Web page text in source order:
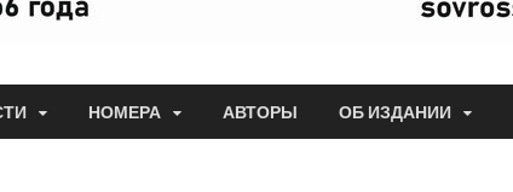
НОМЕРА АВТОРЫ ОБ ИЗДАНИИ